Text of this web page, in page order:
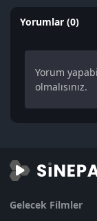
Yorumlar (0)
Yorum
olmalısınız.
Gelecek Filmler